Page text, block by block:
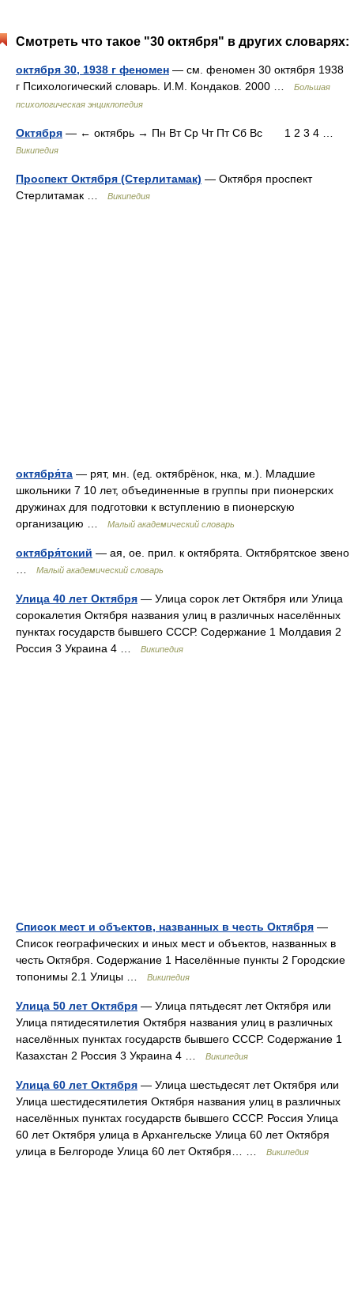
Смотреть что такое "30 октября" в других словарях:
октября 30, 1938 г феномен — см. феномен 30 октября 1938
г Психологический словарь. И.М. Кондаков. 2000 …
Большая
психологическая энциклопедия
Октября — ← октябрь → Пн Вт Ср Чт Пт Сб Вс 1 2 3 4 …
Википедия
Проспект Октября (Стерлитамак) — Октября проспект
Стерлитамак …
Википедия
октября́та — рят, мн. (ед. октябрёнок, нка, м.). Младшие
школьники 7 10 лет, объединенные в группы при пионерских
дружинах для подготовки к вступлению в пионерскую
организацию …
Малый академический словарь
октября́тский — ая, ое. прил. к октябрята. Октябрятское звено
Малый академический словарь
Улица 40 лет Октября — Улица сорок лет Октября или Улица
сорокалетия Октября названия улиц в различных населённых
пунктах государств бывшего СССР. Содержание 1 Молдавия 2
Россия 3 Украина 4 …
Википедия
Список мест и объектов, названных в честь Октября —
Список географических и иных мест и объектов, названных в
честь Октября. Содержание 1 Населённые пункты 2 Городские
топонимы 2.1 Улицы …
Википедия
Улица 50 лет Октября — Улица пятьдесят лет Октября или
Улица пятидесятилетия Октября названия улиц в различных
населённых пунктах государств бывшего СССР. Содержание 1
Казахстан 2 Россия 3 Украина 4 …
Википедия
Улица 60 лет Октября — Улица шестьдесят лет Октября или
Улица шестидесятилетия Октября названия улиц в различных
населённых пунктах государств бывшего СССР. Россия Улица
60 лет Октября улица в Архангельске Улица 60 лет Октября
улица в Белгороде Улица 60 лет Октября… …
Википедия